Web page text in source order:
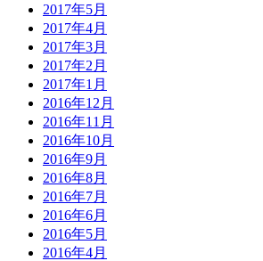
2017年5月
2017年4月
2017年3月
2017年2月
2017年1月
2016年12月
2016年11月
2016年10月
2016年9月
2016年8月
2016年7月
2016年6月
2016年5月
2016年4月